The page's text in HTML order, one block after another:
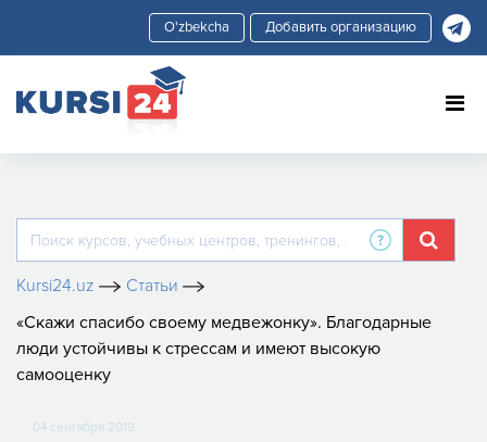
Добавить организацию
Kursi24.uz
Статьи
«Скажи спасибо своему медвежонку». Благодарные
люди устойчивы к стрессам и имеют высокую
самооценку
04 сентября 2019